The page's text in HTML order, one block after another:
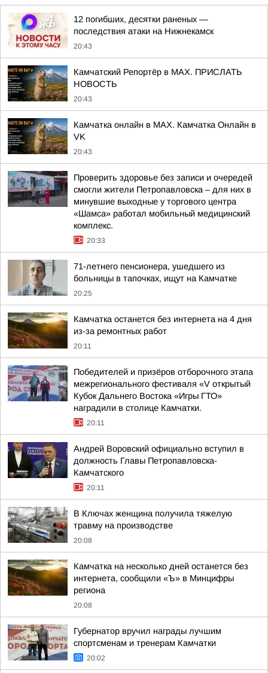
12 погибших, десятки раненых —
последствия атаки на Нижнекамск
20:43
Камчатский Репортёр в MAX. ПРИСЛАТЬ
НОВОСТЬ
20:43
Камчатка онлайн в MAX. Камчатка Онлайн в
VK
20:43
Проверить здоровье без записи и очередей
смогли жители Петропавловска – для них в
минувшие выходные у торгового центра
«Шамса» работал мобильный медицинский
комплекс.
20:33
71-летнего пенсионера, ушедшего из
больницы в тапочках, ищут на Камчатке
20:25
Камчатка останется без интернета на 4 дня
из-за ремонтных работ
20:11
Победителей и призёров отборочного этапа
межрегионального фестиваля «V открытый
Кубок Дальнего Востока «Игры ГТО»
наградили в столице Камчатки.
20:11
Андрей Воровский официально вступил в
должность Главы Петропавловска-
Камчатского
20:11
В Ключах женщина получила тяжелую
травму на производстве
20:08
Камчатка на несколько дней останется без
интернета, сообщили «Ъ» в Минцифры
региона
20:08
Губернатор вручил награды лучшим
спортсменам и тренерам Камчатки
20:02